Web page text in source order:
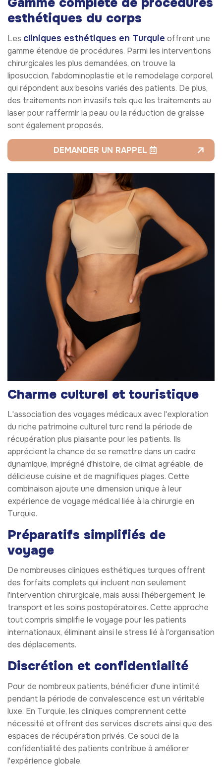
esthétiques du corps
Les cliniques esthétiques en Turquie offrent une
gamme étendue de procédures. Parmi les interventions
chirurgicales les plus demandées, on trouve la
liposuccion, l'abdominoplastie et le remodelage corporel,
qui répondent aux besoins variés des patients. De plus,
des traitements non invasifs tels que les traitements au
laser pour raffermir la peau ou la réduction de graisse
sont également proposés.
DEMANDER UN RAPPEL
Charme culturel et touristique
L'association des voyages médicaux avec l'exploration
du riche patrimoine culturel turc rend la période de
récupération plus plaisante pour les patients. Ils
apprécient la chance de se remettre dans un cadre
dynamique, imprégné d'histoire, de climat agréable, de
délicieuse cuisine et de magnifiques plages. Cette
combinaison ajoute une dimension unique à leur
expérience de voyage médical liée à la chirurgie en
Turquie.
Préparatifs simplifiés de
voyage
De nombreuses cliniques esthétiques turques offrent
des forfaits complets qui incluent non seulement
l'intervention chirurgicale, mais aussi l'hébergement, le
transport et les soins postopératoires. Cette approche
tout compris simplifie le voyage pour les patients
internationaux, éliminant ainsi le stress lié à l'organisation
des déplacements.
Discrétion et confidentialité
Pour de nombreux patients, bénéficier d'une intimité
pendant la période de convalescence est un véritable
luxe. En Turquie, les cliniques comprennent cette
nécessité et offrent des services discrets ainsi que des
espaces de récupération privés. Ce souci de la
confidentialité des patients contribue à améliorer
l'expérience globale.